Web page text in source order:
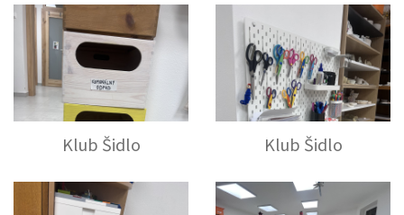
Klub Šidlo Klub Šidlo